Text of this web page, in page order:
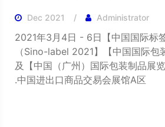
Dec 2021 Administrator
2021年3月4日 - 6日【中国国际标
（Sino-label 2021】【中国国际包
及【中国（广州）国际包装制品展
.中国进出口商品交易会展馆A区